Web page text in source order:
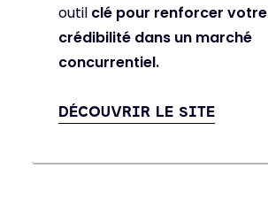
outil clé pour renforcer votre
crédibilité dans un marché
concurrentiel.
DÉCOUVRIR LE SITE